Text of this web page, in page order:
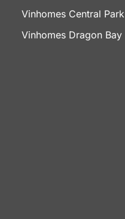
Vinhomes Central Park
Vinhomes Dragon Bay